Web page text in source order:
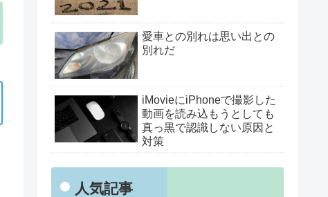
愛車との別れは思い出との
別れだ
iMovieにiPhoneで撮影した
動画を読み込もうとしても
真っ黒で認識しない原因と
対策
人気記事